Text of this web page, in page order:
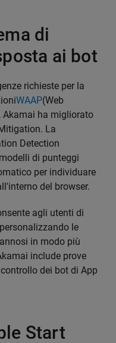
di
ai bot
richieste per la
WAAP(Web
Akamai ha migliorato
La
Detection
di punteggi
per individuare
del browser.
agli utenti di
le
in modo più
include prove
dei bot di App
Start